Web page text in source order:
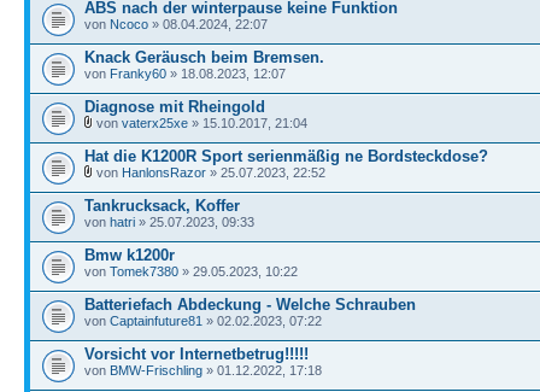
ABS nach der winterpause keine Funktion
von Ncoco » 08.04.2024, 22:07
Knack Geräusch beim Bremsen.
von Franky60 » 18.08.2023, 12:07
Diagnose mit Rheingold
von vaterx25xe » 15.10.2017, 21:04
Hat die K1200R Sport serienmäßig ne Bordsteckdose?
von HanlonsRazor » 25.07.2023, 22:52
Tankrucksack, Koffer
von hatri » 25.07.2023, 09:33
Bmw k1200r
von Tomek7380 » 29.05.2023, 10:22
Batteriefach Abdeckung - Welche Schrauben
von Captainfuture81 » 02.02.2023, 07:22
Vorsicht vor Internetbetrug!!!!!
von BMW-Frischling » 01.12.2022, 17:18